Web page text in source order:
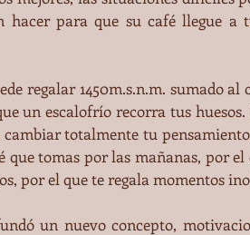
hacer para que su café llegue a
regalar 1450m.s.n.m. sumado
un escalofrío recorra tus
totalmente tu
tomas por las mañanas, por el
por el que te regala momentos
un nuevo concepto,